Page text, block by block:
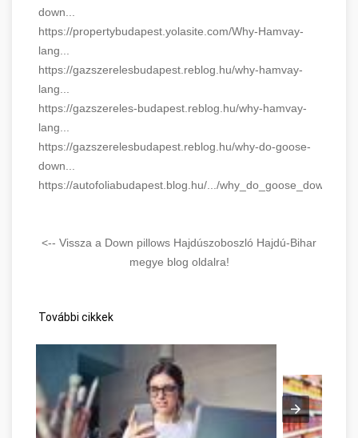
down...
https://propertybudapest.yolasite.com/Why-Hamvay-
lang...
https://gazszerelesbudapest.reblog.hu/why-hamvay-
lang...
https://gazszereles-budapest.reblog.hu/why-hamvay-
lang...
https://gazszerelesbudapest.reblog.hu/why-do-goose-
down...
https://autofoliabudapest.blog.hu/.../why_do_goose_down...
<-- Vissza a Down pillows Hajdúszoboszló Hajdú-Bihar
megye blog oldalra!
További cikkek